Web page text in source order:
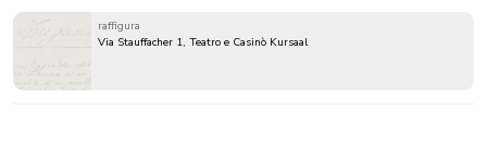
raffigura
Via Stauffacher 1, Teatro e Casinò Kursaal